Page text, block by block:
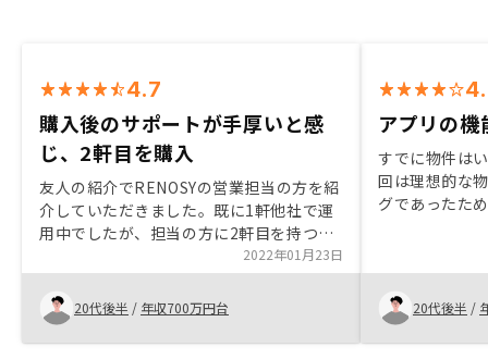
4.7
購入後のサポートが手厚いと感
じ、2軒目を購入
友人の紹介でRENOSYの営業担当の方を紹
介していただきました。既に1軒他社で運
用中でしたが、担当の方に2軒目を持つメ
リットを説明いただき、2軒目を持つ興味
が湧きました。管理プランや購入後のサポ
ートが充実していることも魅力に感じ、購
入を決めました。Amazonギフトの配布が
遅い
2022年01月23日
20代後半 / 年収700万円台
アプリの
すでに物件は
回は理想的な
グであったた
あったと思う。
20代後半 /